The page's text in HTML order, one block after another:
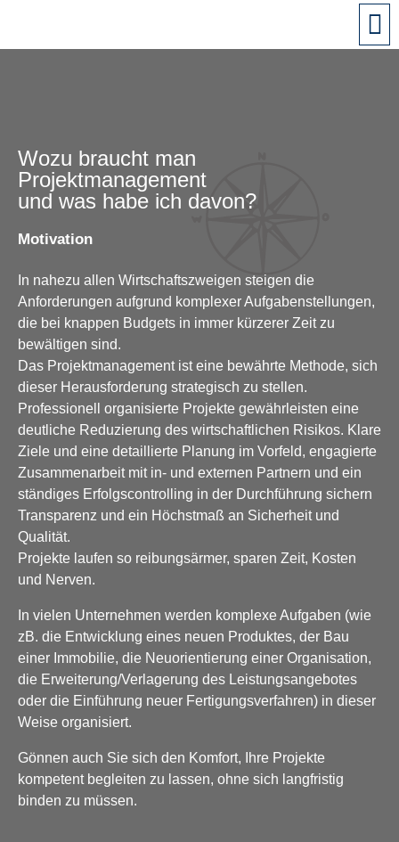
Wozu braucht man
Projektmanagement
und was habe ich davon?
Motivation
In nahezu allen Wirtschaftszweigen steigen die
Anforderungen aufgrund komplexer Aufgabenstellungen,
die bei knappen Budgets in immer kürzerer Zeit zu
bewältigen sind.
Das Projektmanagement ist eine bewährte Methode, sich
dieser Herausforderung strategisch zu stellen.
Professionell organisierte Projekte gewährleisten eine
deutliche Reduzierung des wirtschaftlichen Risikos. Klare
Ziele und eine detaillierte Planung im Vorfeld, engagierte
Zusammenarbeit mit in- und externen Partnern und ein
ständiges Erfolgscontrolling in der Durchführung sichern
Transparenz und ein Höchstmaß an Sicherheit und
Qualität.
Projekte laufen so reibungsärmer, sparen Zeit, Kosten
und Nerven.
In vielen Unternehmen werden komplexe Aufgaben (wie
zB. die Entwicklung eines neuen Produktes, der Bau
einer Immobilie, die Neuorientierung einer Organisation,
die Erweiterung/Verlagerung des Leistungsangebotes
oder die Einführung neuer Fertigungsverfahren) in dieser
Weise organisiert.
Gönnen auch Sie sich den Komfort, Ihre Projekte
kompetent begleiten zu lassen, ohne sich langfristig
binden zu müssen.